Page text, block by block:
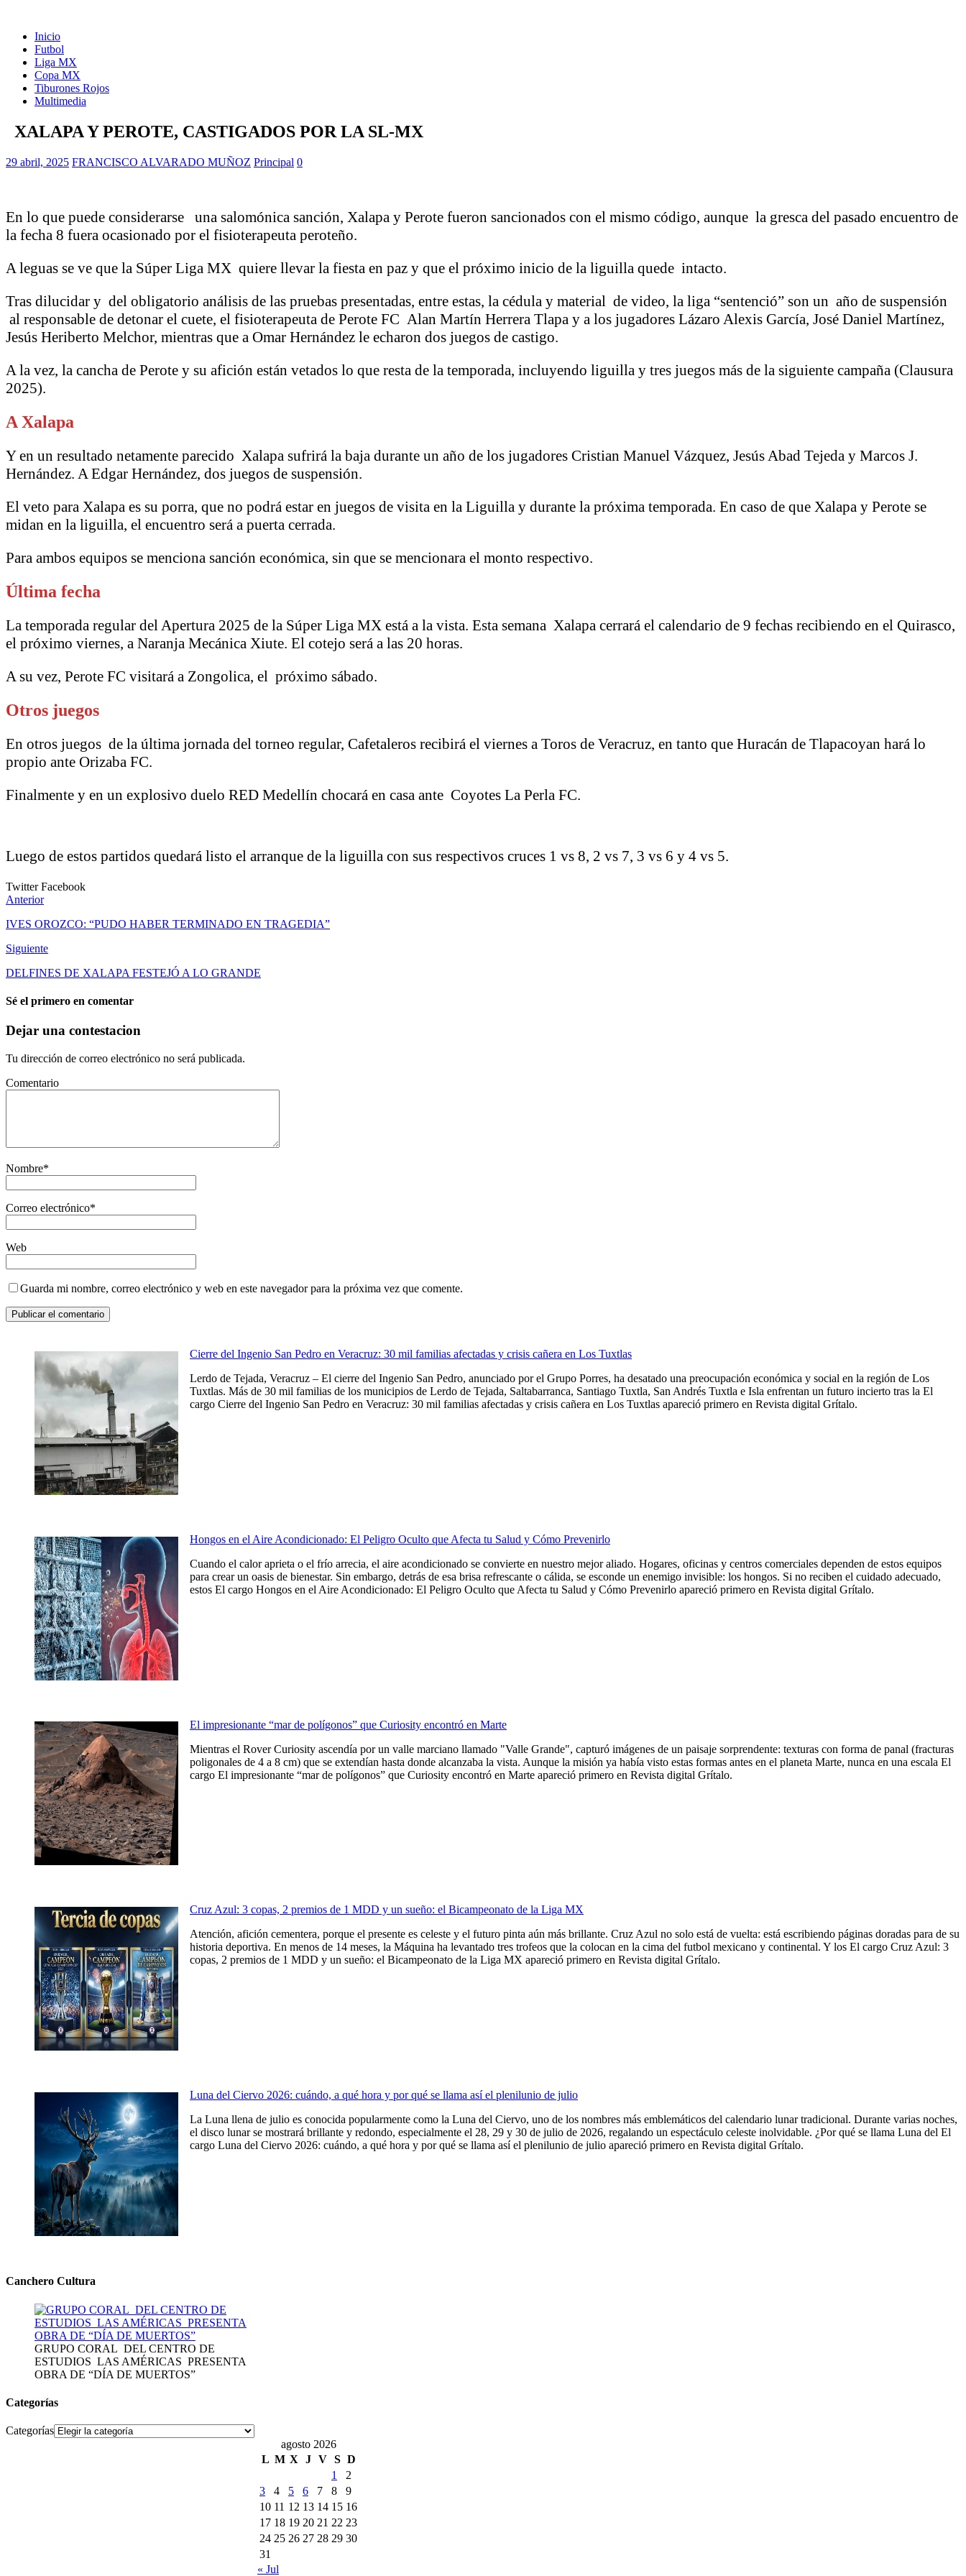
Inicio
Futbol
Liga MX
Copa MX
Tiburones Rojos
Multimedia
XALAPA Y PEROTE, CASTIGADOS POR LA SL-MX
29 abril, 2025 FRANCISCO ALVARADO MUÑOZ Principal 0
En lo que puede considerarse una salomónica sanción, Xalapa y Perote fueron sancionados con el mismo código, aunque la gresca del pasado encuentro de
la fecha 8 fuera ocasionado por el fisioterapeuta peroteño.
A leguas se ve que la Súper Liga MX quiere llevar la fiesta en paz y que el próximo inicio de la liguilla quede intacto.
Tras dilucidar y del obligatorio análisis de las pruebas presentadas, entre estas, la cédula y material de video, la liga “sentenció” son un año de suspensión
al responsable de detonar el cuete, el fisioterapeuta de Perote FC Alan Martín Herrera Tlapa y a los jugadores Lázaro Alexis García, José Daniel Martínez,
Jesús Heriberto Melchor, mientras que a Omar Hernández le echaron dos juegos de castigo.
A la vez, la cancha de Perote y su afición están vetados lo que resta de la temporada, incluyendo liguilla y tres juegos más de la siguiente campaña (Clausura
2025).
A Xalapa
Y en un resultado netamente parecido Xalapa sufrirá la baja durante un año de los jugadores Cristian Manuel Vázquez, Jesús Abad Tejeda y Marcos J.
Hernández. A Edgar Hernández, dos juegos de suspensión.
El veto para Xalapa es su porra, que no podrá estar en juegos de visita en la Liguilla y durante la próxima temporada. En caso de que Xalapa y Perote se
midan en la liguilla, el encuentro será a puerta cerrada.
Para ambos equipos se menciona sanción económica, sin que se mencionara el monto respectivo.
Última fecha
La temporada regular del Apertura 2025 de la Súper Liga MX está a la vista. Esta semana Xalapa cerrará el calendario de 9 fechas recibiendo en el Quirasco,
el próximo viernes, a Naranja Mecánica Xiute. El cotejo será a las 20 horas.
A su vez, Perote FC visitará a Zongolica, el próximo sábado.
Otros juegos
En otros juegos de la última jornada del torneo regular, Cafetaleros recibirá el viernes a Toros de Veracruz, en tanto que Huracán de Tlapacoyan hará lo
propio ante Orizaba FC.
Finalmente y en un explosivo duelo RED Medellín chocará en casa ante Coyotes La Perla FC.
Luego de estos partidos quedará listo el arranque de la liguilla con sus respectivos cruces 1 vs 8, 2 vs 7, 3 vs 6 y 4 vs 5.
TwitterFacebook
Anterior
IVES OROZCO: “PUDO HABER TERMINADO EN TRAGEDIA”
Siguiente
DELFINES DE XALAPA FESTEJÓ A LO GRANDE
Sé el primero en comentar
Dejar una contestacion
Tu dirección de correo electrónico no será publicada.
Comentario
Nombre*
Correo electrónico*
Web
Guarda mi nombre, correo electrónico y web en este navegador para la próxima vez que comente.
Cierre del Ingenio San Pedro en Veracruz: 30 mil familias afectadas y crisis cañera en Los Tuxtlas
Lerdo de Tejada, Veracruz – El cierre del Ingenio San Pedro, anunciado por el Grupo Porres, ha desatado una preocupación económica y social en la región de Los
Tuxtlas. Más de 30 mil familias de los municipios de Lerdo de Tejada, Saltabarranca, Santiago Tuxtla, San Andrés Tuxtla e Isla enfrentan un futuro incierto tras la El
cargo Cierre del Ingenio San Pedro en Veracruz: 30 mil familias afectadas y crisis cañera en Los Tuxtlas apareció primero en Revista digital Grítalo.
Hongos en el Aire Acondicionado: El Peligro Oculto que Afecta tu Salud y Cómo Prevenirlo
Cuando el calor aprieta o el frío arrecia, el aire acondicionado se convierte en nuestro mejor aliado. Hogares, oficinas y centros comerciales dependen de estos equipos
para crear un oasis de bienestar. Sin embargo, detrás de esa brisa refrescante o cálida, se esconde un enemigo invisible: los hongos. Si no reciben el cuidado adecuado,
estos El cargo Hongos en el Aire Acondicionado: El Peligro Oculto que Afecta tu Salud y Cómo Prevenirlo apareció primero en Revista digital Grítalo.
El impresionante “mar de polígonos” que Curiosity encontró en Marte
Mientras el Rover Curiosity ascendía por un valle marciano llamado "Valle Grande", capturó imágenes de un paisaje sorprendente: texturas con forma de panal (fracturas
poligonales de 4 a 8 cm) que se extendían hasta donde alcanzaba la vista. Aunque la misión ya había visto estas formas antes en el planeta Marte, nunca en una escala El
cargo El impresionante “mar de polígonos” que Curiosity encontró en Marte apareció primero en Revista digital Grítalo.
Cruz Azul: 3 copas, 2 premios de 1 MDD y un sueño: el Bicampeonato de la Liga MX
Atención, afición cementera, porque el presente es celeste y el futuro pinta aún más brillante. Cruz Azul no solo está de vuelta: está escribiendo páginas doradas para de su
historia deportiva. En menos de 14 meses, la Máquina ha levantado tres trofeos que la colocan en la cima del futbol mexicano y continental. Y los El cargo Cruz Azul: 3
copas, 2 premios de 1 MDD y un sueño: el Bicampeonato de la Liga MX apareció primero en Revista digital Grítalo.
Luna del Ciervo 2026: cuándo, a qué hora y por qué se llama así el plenilunio de julio
La Luna llena de julio es conocida popularmente como la Luna del Ciervo, uno de los nombres más emblemáticos del calendario lunar tradicional. Durante varias noches,
el disco lunar se mostrará brillante y redondo, especialmente el 28, 29 y 30 de julio de 2026, regalando un espectáculo celeste inolvidable. ¿Por qué se llama Luna del El
cargo Luna del Ciervo 2026: cuándo, a qué hora y por qué se llama así el plenilunio de julio apareció primero en Revista digital Grítalo.
Canchero Cultura
GRUPO CORAL DEL CENTRO DE
ESTUDIOS LAS AMÉRICAS PRESENTA
OBRA DE “DÍA DE MUERTOS”
Categorías
Categorías
agosto 2026
L M X J V S D
1
2
3
4 5 6 7 8
9
10 11 12 13 14 15 16
17 18 19 20 21 22 23
24 25 26 27 28 29 30
31
« Jul